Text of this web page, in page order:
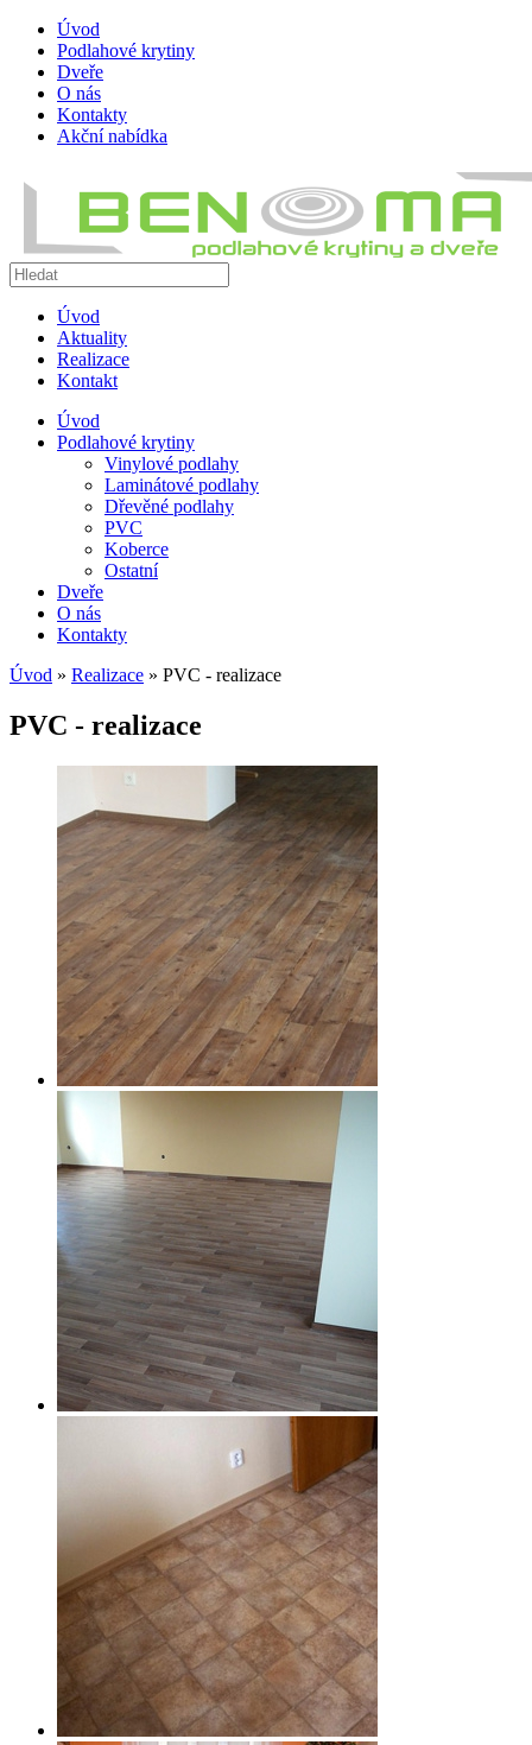
Úvod
Podlahové krytiny
Dveře
O nás
Kontakty
Akční nabídka
Úvod
Aktuality
Realizace
Kontakt
Úvod
Podlahové krytiny
Vinylové podlahy
Laminátové podlahy
Dřevěné podlahy
PVC
Koberce
Ostatní
Dveře
O nás
Kontakty
Úvod » Realizace » PVC - realizace
PVC - realizace